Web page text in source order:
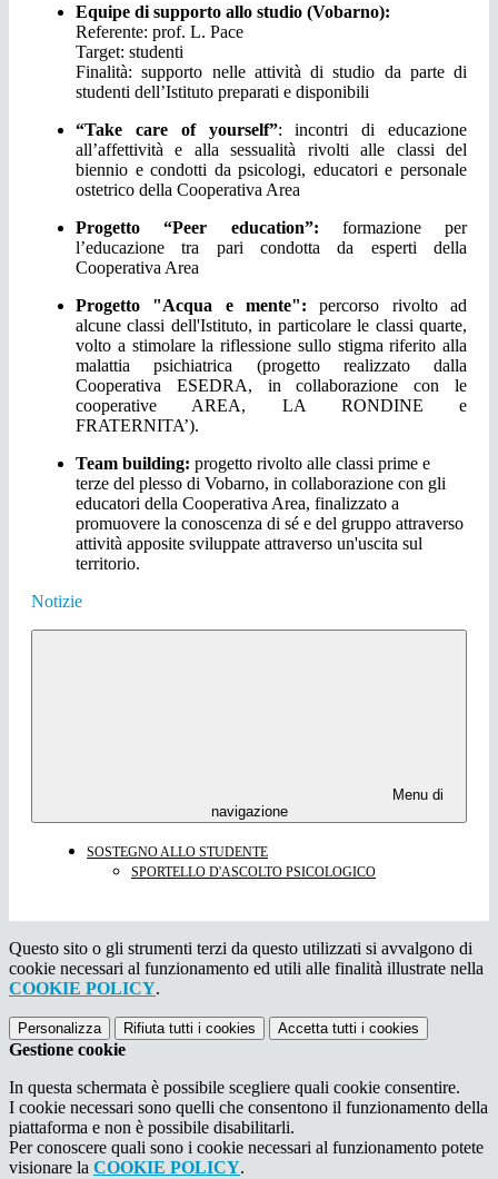
Equipe di supporto allo studio (Vobarno):
Referente: prof. L. Pace
Target: studenti
Finalità: supporto nelle attività di studio da parte di
studenti dell’Istituto preparati e disponibili
“Take care of yourself”: incontri di educazione
all’affettività e alla sessualità rivolti alle classi del
biennio e condotti da psicologi, educatori e personale
ostetrico della Cooperativa Area
Progetto “Peer education”: formazione per
l’educazione tra pari condotta da esperti della
Cooperativa Area
Progetto "Acqua e mente": percorso rivolto ad
alcune classi dell'Istituto, in particolare le classi quarte,
volto a stimolare la riflessione sullo stigma riferito alla
malattia psichiatrica (progetto realizzato dalla
Cooperativa ESEDRA, in collaborazione con le
cooperative AREA, LA RONDINE e
FRATERNITA’).
Team building: progetto rivolto alle classi prime e
terze del plesso di Vobarno, in collaborazione con gli
educatori della Cooperativa Area, finalizzato a
promuovere la conoscenza di sé e del gruppo attraverso
attività apposite sviluppate attraverso un'uscita sul
territorio.
Notizie
Menu di
navigazione
SOSTEGNO ALLO STUDENTE
SPORTELLO D'ASCOLTO PSICOLOGICO
Questo sito o gli strumenti terzi da questo utilizzati si avvalgono di
cookie necessari al funzionamento ed utili alle finalità illustrate nella
COOKIE POLICY.
Personalizza Rifiuta tutti i cookies Accetta tutti i cookies
Gestione cookie
In questa schermata è possibile scegliere quali cookie consentire.
I cookie necessari sono quelli che consentono il funzionamento della
piattaforma e non è possibile disabilitarli.
Per conoscere quali sono i cookie necessari al funzionamento potete
visionare la COOKIE POLICY.